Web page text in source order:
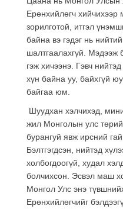
Ерөнхийлөгч хийчихээр
зорилготой, итгэл
байна вэ гэдэг нь
шалтгаалахгүй. Мэдээж
гэж хичээнэ. Гэвч
хүн байна уу, байхгүй
байгаа юм.
Шуудхан хэлчихэд,
жил Монголын улс
бурангуй явж ирсний
Бэлтгэгдсэн, нийтэд
холбогдоогүй, худал
болчихсон. Эсвэл маш
Монгол Улс энэ
Ерөнхийлөгчийг